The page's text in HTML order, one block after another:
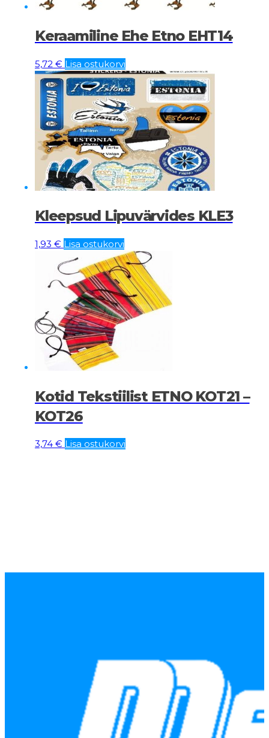
Keraamiline Ehe Etno EHT14
5,72 € Lisa ostukorvi
Kleepsud Lipuvärvides KLE3
1,93 € Lisa ostukorvi
Kotid Tekstiilist ETNO KOT21 –
KOT26
3,74 € Lisa ostukorvi